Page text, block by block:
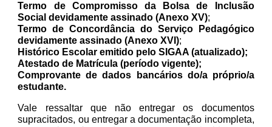
Termo de Compromisso da Bolsa de Inclusão
Social devidamente assinado (Anexo XV);
Termo de Concordância do Serviço Pedagógico
devidamente assinado (Anexo XVI);
Histórico Escolar emitido pelo SIGAA (atualizado);
Atestado de Matrícula (período vigente);
Comprovante de dados bancários do/a próprio/a
estudante.
Vale ressaltar que não entregar os documentos
supracitados, ou entregar a documentação incompleta,